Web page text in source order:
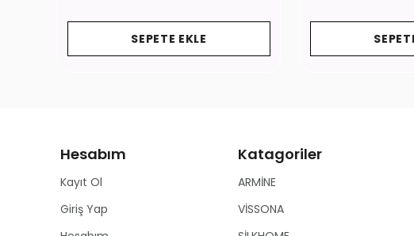
SEPETE EKLE
Hesabım
Kayıt Ol
Giriş Yap
Katagoriler
ARMİNE
VİSSONA